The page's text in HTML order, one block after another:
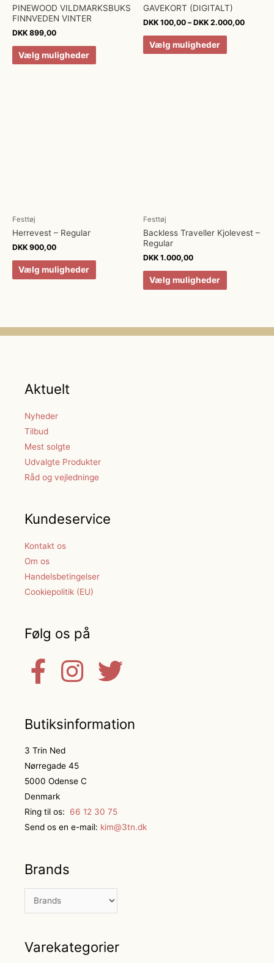
PINEWOOD VILDMARKSBUKS
FINNVEDEN VINTER
DKK 899,00
Vælg muligheder
GAVEKORT (DIGITALT)
DKK 100,00 –DKK 2.000,00
Vælg muligheder
Festtøj
Herrevest – Regular
DKK 900,00
Vælg muligheder
Festtøj
Backless Traveller Kjolevest –
Regular
DKK 1.000,00
Vælg muligheder
Aktuelt
Nyheder
Tilbud
Mest solgte
Udvalgte Produkter
Råd og vejledninge
Kundeservice
Kontakt os
Om os
Handelsbetingelser
Cookiepolitik (EU)
Følg os på
Butiksinformation
3 Trin Ned
Nørregade 45
5000 Odense C
Denmark
Ring til os:
66 12 30 75
Send os en e-mail: kim@3tn.dk
Brands
Varekategorier